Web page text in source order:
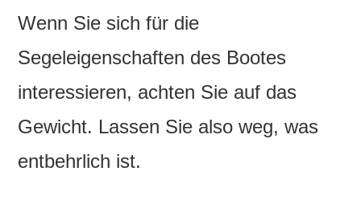
Wenn Sie sich für die
Segeleigenschaften des Bootes
interessieren, achten Sie auf das
Gewicht. Lassen Sie also weg, was
entbehrlich ist.